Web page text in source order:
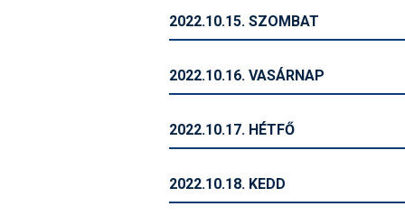
2022.10.15. SZOMBAT
2022.10.16. VASÁRNAP
2022.10.17. HÉTFŐ
2022.10.18. KEDD